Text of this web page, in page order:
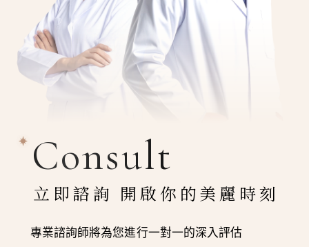
Consult
立即諮詢 開啟你的美麗時刻
專業諮詢師將為您進行一對一的深入評估